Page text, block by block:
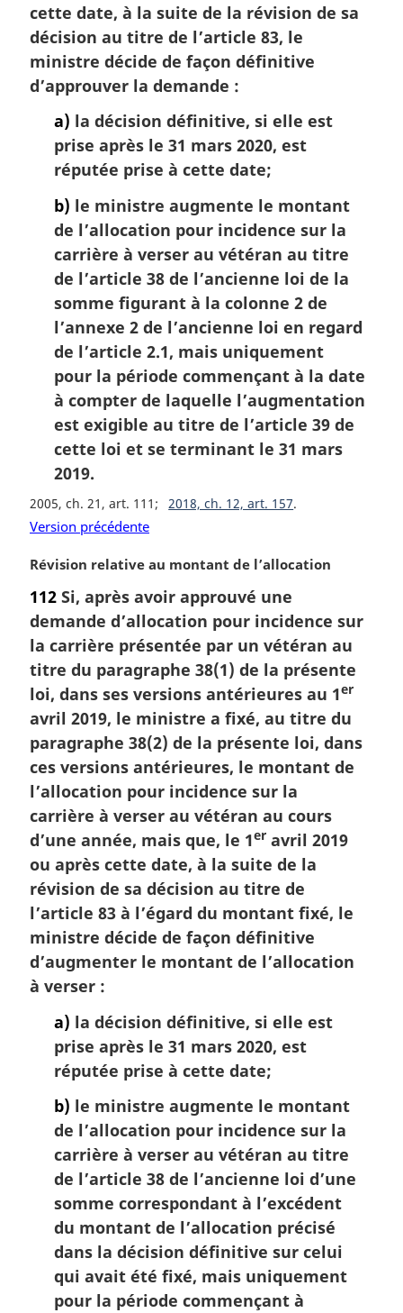
e
:
cette date, à la suite de la révision de sa
décision au titre de l’article 83, le
ministre décide de façon définitive
d’approuver la demande :
a) la décision définitive, si elle est
prise après le 31 mars 2020, est
réputée prise à cette date;
b) le ministre augmente le montant
de l’allocation pour incidence sur la
carrière à verser au vétéran au titre
de l’article 38 de l’ancienne loi de la
somme figurant à la colonne 2 de
l’annexe 2 de l’ancienne loi en regard
de l’article 2.1, mais uniquement
pour la période commençant à la date
à compter de laquelle l’augmentation
est exigible au titre de l’article 39 de
cette loi et se terminant le 31 mars
2019.
2005, ch. 21, art. 111 2018, ch. 12, art. 157
Version précédente
N
t
e
m
a
g
i
n
a
l
e
:
Révision relative au montant de l’allocation
112 Si, après avoir approuvé une
demande d’allocation pour incidence sur
la carrière présentée par un vétéran au
titre du paragraphe 38(1) de la présente
loi, dans ses versions antérieures au 1er
avril 2019, le ministre a fixé, au titre du
paragraphe 38(2) de la présente loi, dans
ces versions antérieures, le montant de
l’allocation pour incidence sur la
carrière à verser au vétéran au cours
d’une année, mais que, le 1er avril 2019
ou après cette date, à la suite de la
révision de sa décision au titre de
l’article 83 à l’égard du montant fixé, le
ministre décide de façon définitive
d’augmenter le montant de l’allocation
à verser :
a) la décision définitive, si elle est
prise après le 31 mars 2020, est
réputée prise à cette date;
b) le ministre augmente le montant
de l’allocation pour incidence sur la
carrière à verser au vétéran au titre
de l’article 38 de l’ancienne loi d’une
somme correspondant à l’excédent
du montant de l’allocation précisé
dans la décision définitive sur celui
qui avait été fixé, mais uniquement
pour la période commençant à